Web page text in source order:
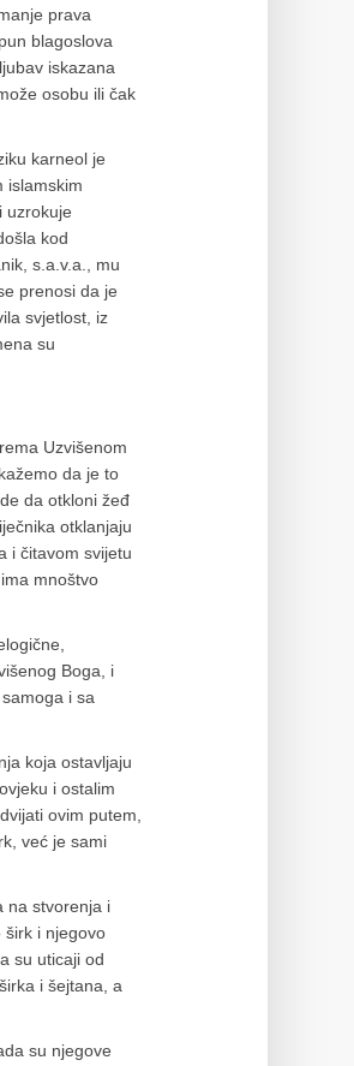
prava
blagoslova
iskazana
osobu ili čak
karneol je
islamskim
uzrokuje
kod
s.a.v.a., mu
prenosi da je
svjetlost, iz
Uzvišenom
da je to
da otkloni žeđ
otklanjaju
i čitavom svijetu
mnoštvo
Boga, i
i sa
koja ostavljaju
i ostalim
ovim putem,
već je sami
na stvorenja i
širk i njegovo
su uticaji od
i šejtana, a
su njegove